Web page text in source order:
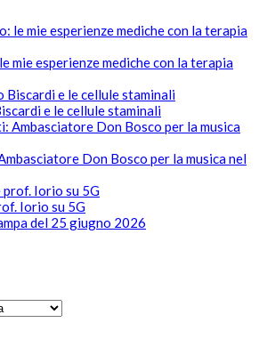
mie esperienze mediche con la terapia
e le cellule staminali
Don Bosco per la musica nel
Iorio su 5G
del 25 giugno 2026